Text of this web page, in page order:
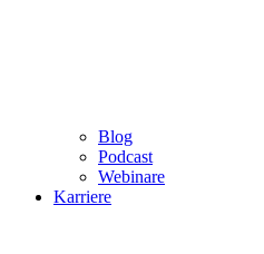
Blog
Podcast
Webinare
Karriere